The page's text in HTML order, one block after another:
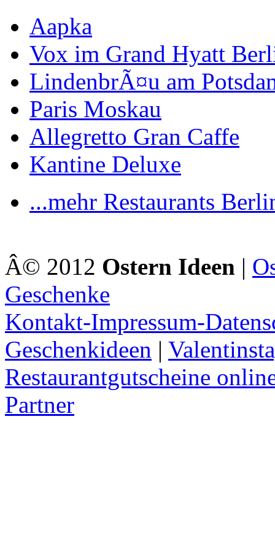
Aapka
Vox im Grand Hyatt
LindenbrÃ¤u am
Paris Moskau
Allegretto Gran Caffe
Kantine Deluxe
...mehr Restaurants
Â© 2012 Ostern Ideen |
Geschenke
Kontakt-Impressum-
Geschenkideen |
Restaurantgutscheine
Partner